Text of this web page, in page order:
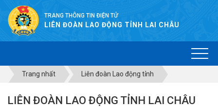
TRANG THÔNG TIN ĐIỆN TỬ
LIÊN ĐOÀN LAO ĐỘNG TỈNH LAI CHÂU
Trang nhất Liên đoàn Lao động tỉnh
LIÊN ĐOÀN LAO ĐỘNG TỈNH LAI CHÂU